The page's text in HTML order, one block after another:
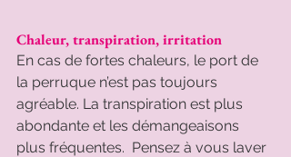
Chaleur, transpiration, irritation
En cas de fortes chaleurs, le port de
la perruque n’est pas toujours
agréable. La transpiration est plus
abondante et les démangeaisons
plus fréquentes.  Pensez à vous laver